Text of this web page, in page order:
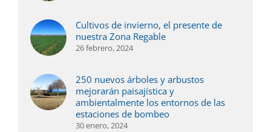
Cultivos de invierno, el presente de
nuestra Zona Regable
26 febrero, 2024
250 nuevos árboles y arbustos
mejorarán paisajística y
ambientalmente los entornos de las
estaciones de bombeo
30 enero, 2024